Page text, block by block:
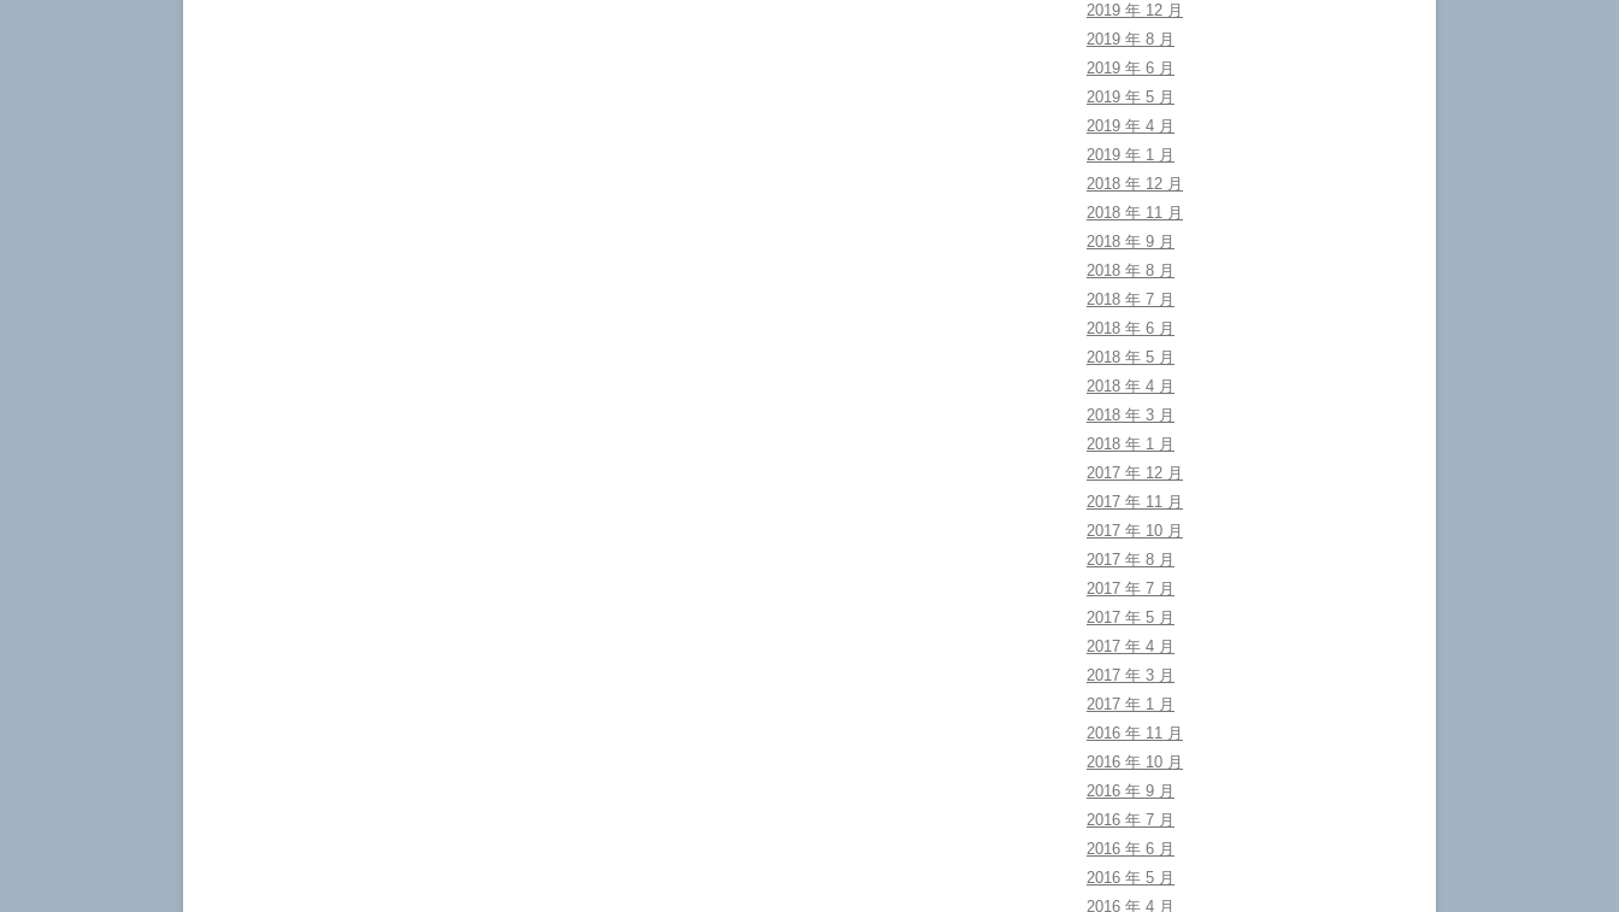
2019 年 12 月
2019 年 8 月
2019 年 6 月
2019 年 5 月
2019 年 4 月
2019 年 1 月
2018 年 12 月
2018 年 11 月
2018 年 9 月
2018 年 8 月
2018 年 7 月
2018 年 6 月
2018 年 5 月
2018 年 4 月
2018 年 3 月
2018 年 1 月
2017 年 12 月
2017 年 11 月
2017 年 10 月
2017 年 8 月
2017 年 7 月
2017 年 5 月
2017 年 4 月
2017 年 3 月
2017 年 1 月
2016 年 11 月
2016 年 10 月
2016 年 9 月
2016 年 7 月
2016 年 6 月
2016 年 5 月
2016 年 4 月